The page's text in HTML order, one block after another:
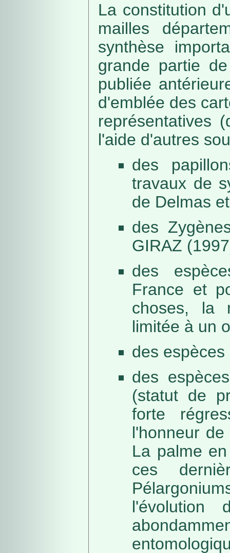
La constitution
mailles
synthèse
grande partie
publiée
d'emblée des
représentatives
l'aide d'autres
des
travaux de
de Delmas
des
GIRAZ
des
France et
choses, la
limitée à un
des
des
(statut de
forte
l'honneur
La palme
ces
l'évolution